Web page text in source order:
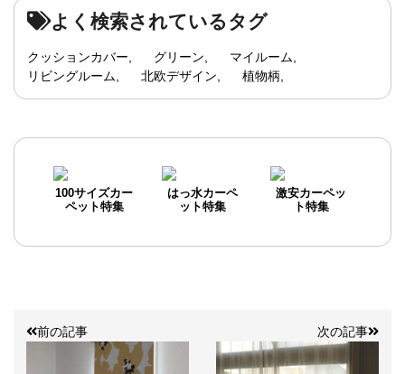
よく検索されているタグ
クッションカバー グリーン
マイルーム
リビングルーム
北欧デザイン 植物柄
100サイズカー
ペット特集
はっ水カーペ
ット特集
激安カーペッ
ト特集
前の記事 次の記事